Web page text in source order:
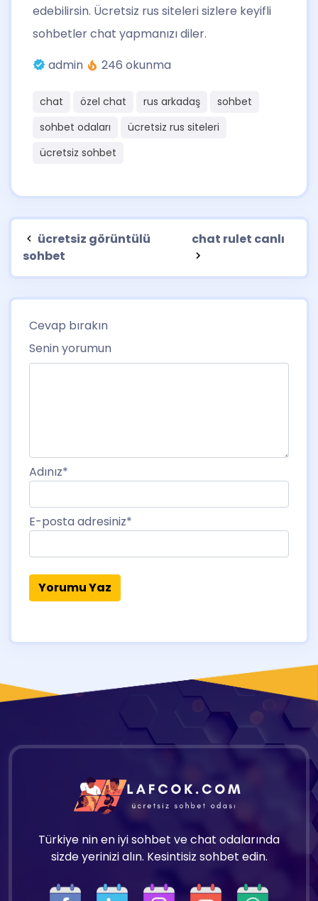
edebilirsin. Ücretsiz rus siteleri sizlere keyifli
sohbetler chat yapmanızı diler.
admin
246 okunma
chat özel chat rus arkadaş
sohbet
sohbet odaları
ücretsiz rus siteleri
ücretsiz sohbet
ücretsiz görüntülü
sohbet
chat rulet canlı
Cevap bırakın
Senin yorumun
Adınız*
E-posta adresiniz*
Türkiye nin en iyi sohbet ve chat odalarında
sizde yerinizi alın. Kesintisiz sohbet edin.